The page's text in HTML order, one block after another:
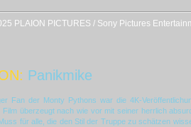
PLAION PICTURES / Sony Pictures
Panikmike
Fan der Monty Pythons war die 4K-
Film überzeugt nach wie vor mit seiner herrlich
für alle, die den Stil der Truppe zu schätzen